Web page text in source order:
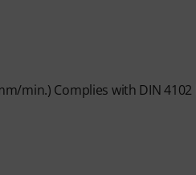
min.) Complies with DIN